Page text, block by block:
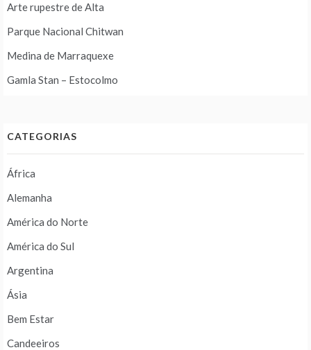
Arte rupestre de Alta
Parque Nacional Chitwan
Medina de Marraquexe
Gamla Stan – Estocolmo
CATEGORIAS
África
Alemanha
América do Norte
América do Sul
Argentina
Ásia
Bem Estar
Candeeiros